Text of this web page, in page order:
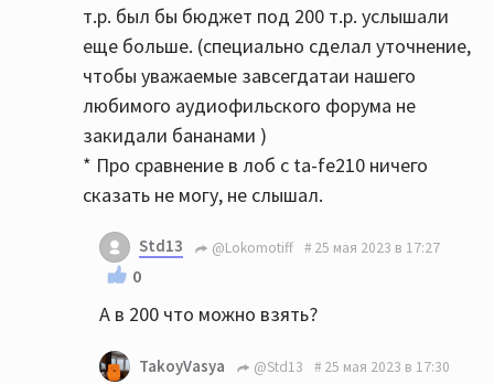
т.р. был бы бюджет под 200 т.р. услышали
еще больше. (специально сделал уточнение,
чтобы уважаемые завсегдатаи нашего
любимого аудиофильского форума не
закидали бананами )
* Про сравнение в лоб с ta-fe210 ничего
сказать не могу, не слышал.
Std13 @Lokomotiff 25 мая 2023 в 17:27
0
А в 200 что можно взять?
TakoyVasya @Std13 25 мая 2023 в 17:30